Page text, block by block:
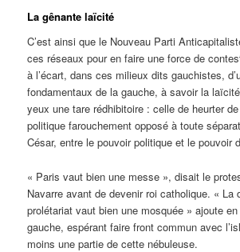
La gênante laïcité
C’est ainsi que le Nouveau Parti
ces réseaux pour en faire une force de
à l’écart, dans ces milieux dits gauchistes,
fondamentaux de la gauche, à savoir la
yeux une tare rédhibitoire : celle de heurter
politique farouchement opposé à toute
César, entre le pouvoir politique et le pouvoir
« Paris vaut bien une messe », disait le
Navarre avant de devenir roi catholique. « La
prolétariat vaut bien une mosquée » ajoute en
gauche, espérant faire front commun avec
moins une partie de cette nébuleuse.